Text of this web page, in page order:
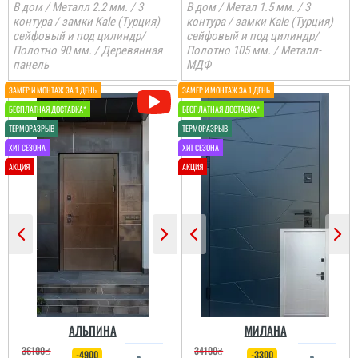
Анжела
3-4 дні і двері вже були
встановлені, причому
зробили, що в середині
не потрібно робити
відкосів. Фото нище
додаю....
читати всі відгуки
В дом / Металл 2.2 мм. / 3
контура / замки Kale (Турция)
сейфовый и под цилиндр/
Полотно 90 мм. / Деревянная
панель
В дом / Метал 1.5 мм. / 3
контура / замки Kale (Турция)
сейфовый и под цилиндр/
Полотно 105 мм. / Металл-
МДФ
АЛЬПИНА
36100₴ -4900
МИЛАНА
34100₴ -3300